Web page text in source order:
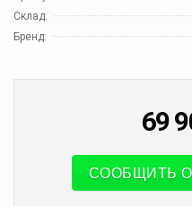
Склад:
Бренд:
69
СООБЩИТЬ